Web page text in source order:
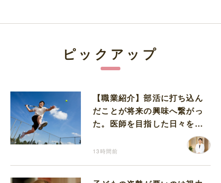
ピックアップ
【職業紹介】部活に打ち込ん
だことが将来の興味へ繋がっ
た。医師を目指した日々を振
13時間前